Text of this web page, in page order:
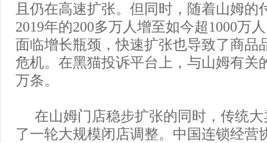
且仍在高速扩张。但同时，随着山姆的
2019年的200多万人增至如今超1000万
面临增长瓶颈，快速扩张也导致了商品
危机。在黑猫投诉平台上，与山姆有关
万条。
在山姆门店稳步扩张的同时，传统
了一轮大规模闭店调整。中国连锁经营